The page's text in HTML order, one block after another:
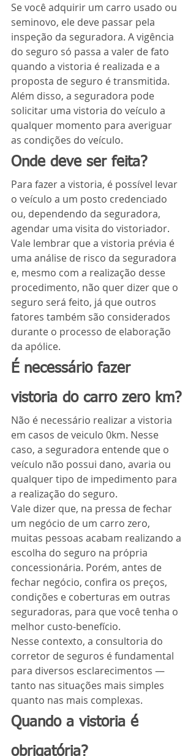
Se você adquirir um carro usado ou
seminovo, ele deve passar pela
inspeção da seguradora. A vigência
do seguro só passa a valer de fato
quando a vistoria é realizada e a
proposta de seguro é transmitida.
Além disso, a seguradora pode
solicitar uma vistoria do veículo a
qualquer momento para averiguar
as condições do veículo.
Onde deve ser feita?
Para fazer a vistoria, é possível levar
o veículo a um posto credenciado
ou, dependendo da seguradora,
agendar uma visita do vistoriador.
Vale lembrar que a vistoria prévia é
uma análise de risco da seguradora
e, mesmo com a realização desse
procedimento, não quer dizer que o
seguro será feito, já que outros
fatores também são considerados
durante o processo de elaboração
da apólice.
É necessário fazer
vistoria do carro zero km?
Não é necessário realizar a vistoria
em casos de veiculo 0km. Nesse
caso, a seguradora entende que o
veículo não possui dano, avaria ou
qualquer tipo de impedimento para
a realização do seguro.
Vale dizer que, na pressa de fechar
um negócio de um carro zero,
muitas pessoas acabam realizando a
escolha do seguro na própria
concessionária. Porém, antes de
fechar negócio, confira os preços,
condições e coberturas em outras
seguradoras, para que você tenha o
melhor custo-benefício.
Nesse contexto, a consultoria do
corretor de seguros é fundamental
para diversos esclarecimentos —
tanto nas situações mais simples
quanto nas mais complexas.
Quando a vistoria é
obrigatória?